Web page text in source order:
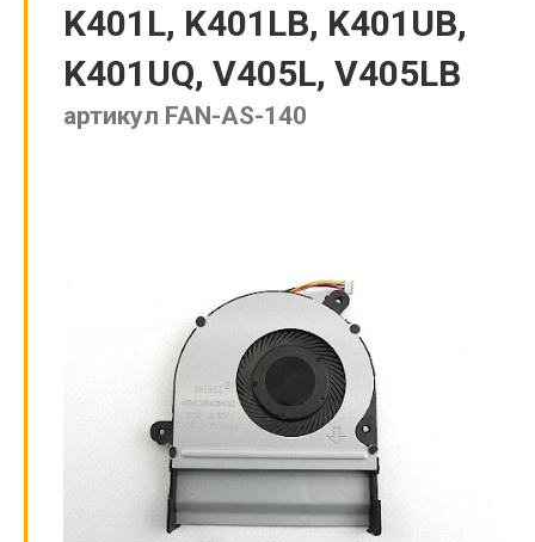
K401L, K401LB, K401UB,
K401UQ, V405L, V405LB
артикул FAN-AS-140